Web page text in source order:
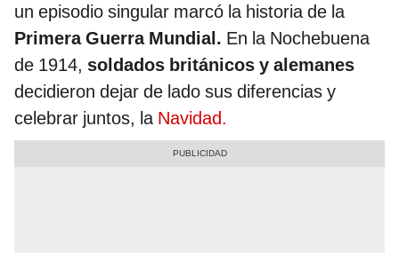
un episodio singular marcó la historia de la
Primera Guerra Mundial. En la Nochebuena
de 1914, soldados británicos y alemanes
decidieron dejar de lado sus diferencias y
celebrar juntos, la Navidad.